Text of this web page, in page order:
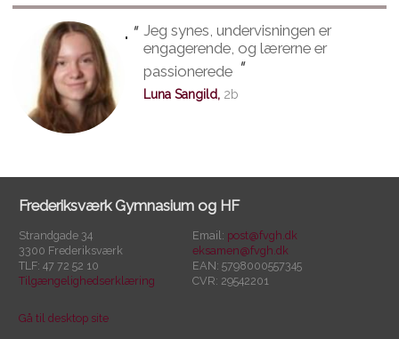
" " Jeg synes, undervisningen er
engagerende, og lærerne er
passionerede "
Luna Sangild, 2b
Frederiksværk Gymnasium og HF
Strandgade 34
3300 Frederiksværk
TLF: 47 72 52 10
Tilgængelighedserklæring
Email: post@fvgh.dk
eksamen@fvgh.dk
EAN: 5798000557345
CVR: 29542201
Gå til desktop site